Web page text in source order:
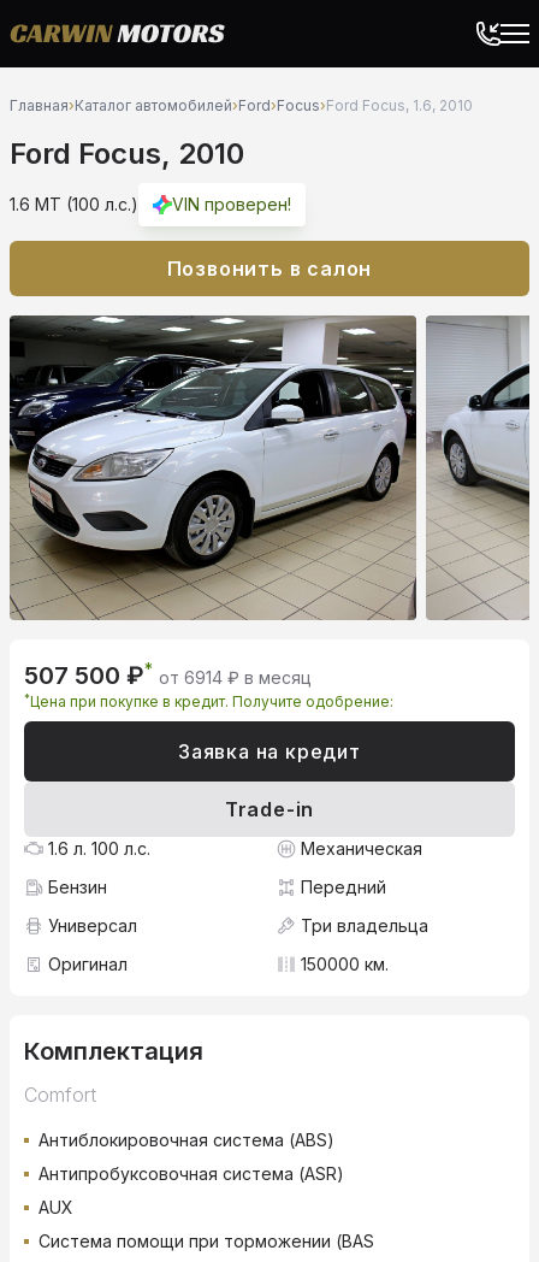
Главная›Каталог автомобилей›Ford›Focus›Ford Focus, 1.6, 2010
Ford Focus, 2010
1.6 MT (100 л.с.) VIN проверен!
Позвонить в салон
507 500 ₽* от 6914 ₽ в месяц
*Цена при покупке в кредит. Получите одобрение:
Заявка на кредит
Trade-in
1.6 л. 100 л.с.
Механическая
Бензин
Передний
Универсал
Три владельца
Оригинал
150000 км.
Комплектация
Comfort
Антиблокировочная система (ABS)
Антипробуксовочная система (ASR)
AUX
Система помощи при торможении (BAS